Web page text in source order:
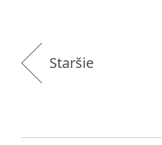
Staršie